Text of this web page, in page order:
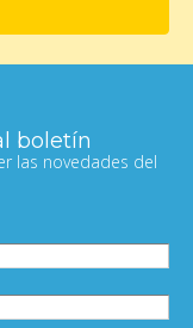
boletín
las novedades del